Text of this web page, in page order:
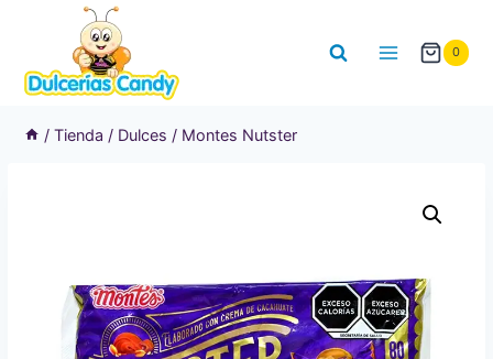
contenido
0
/ Tienda / Dulces / Montes Nutster